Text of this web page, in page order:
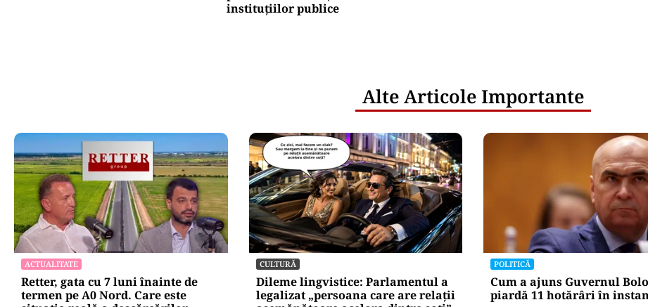
instituțiilor publice
Alte Articole Importante
ACTUALITATE
Retter, gata cu 7 luni înainte de
termen pe A0 Nord. Care este
CULTURĂ
Dileme lingvistice: Parlamentul a
legalizat „persoana care are relații
POLITICĂ
Cum a ajuns Guvernul
piardă 11 hotărâri în